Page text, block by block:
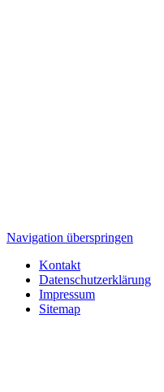
Navigation überspringen
Kontakt
Datenschutzerklärung
Impressum
Sitemap